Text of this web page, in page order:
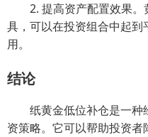
2. 提高资产配置效果
具，可以在投资组合中起
用。
结论
纸黄金低位补仓是一种
资策略。它可以帮助投资